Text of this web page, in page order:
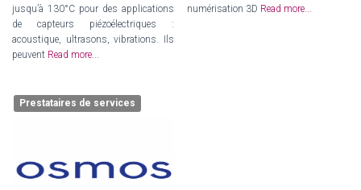
jusqu’à 130°C pour des applications
de capteurs piézoélectriques :
acoustique, ultrasons, vibrations. Ils
peuvent Read more...
numérisation 3D Read more...
Prestataires de services